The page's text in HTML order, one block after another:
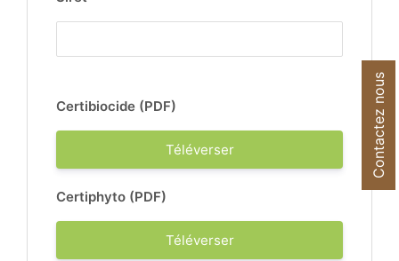
Contactez nous
Certibiocide (PDF)
Téléverser
Certiphyto (PDF)
Téléverser